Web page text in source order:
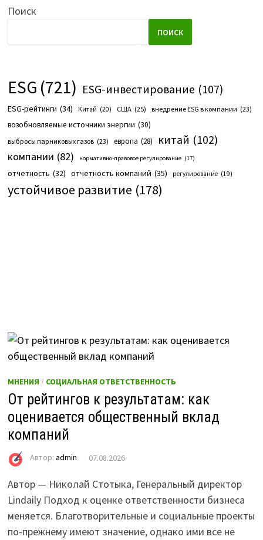
Поиск
ПОИСК
ESG (721) ESG-инвестирование (107)
ESG-рейтинги (34) Китай (20) США (25) внедрение ESG в компании (23)
возобновляемые источники энергии (30)
выбросы парниковых газов (23) европа (28) китай (102)
компании (82) нормативно-правовое регулирование (17)
отчетность (32) отчетность компаний (35) регулирование (19)
устойчивое развитие (178)
МНЕНИЯ / СОЦИАЛЬНАЯ ОТВЕТСТВЕННОСТЬ
От рейтингов к результатам: как
оценивается общественный вклад
компаний
Автор: admin 07.08.2026
Автор — Николай Стотыка, Генеральный директор
Lindaily Подход к оценке ответственности бизнеса
меняется. Благотворительные и социальные проекты
по-прежнему имеют значение, однако ими все не